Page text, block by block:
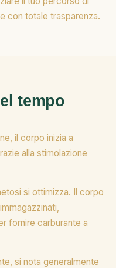
con totale trasparenza.
tempo
il corpo inizia a
alla stimolazione
si ottimizza. Il corpo
fornire carburante a
si nota generalmente